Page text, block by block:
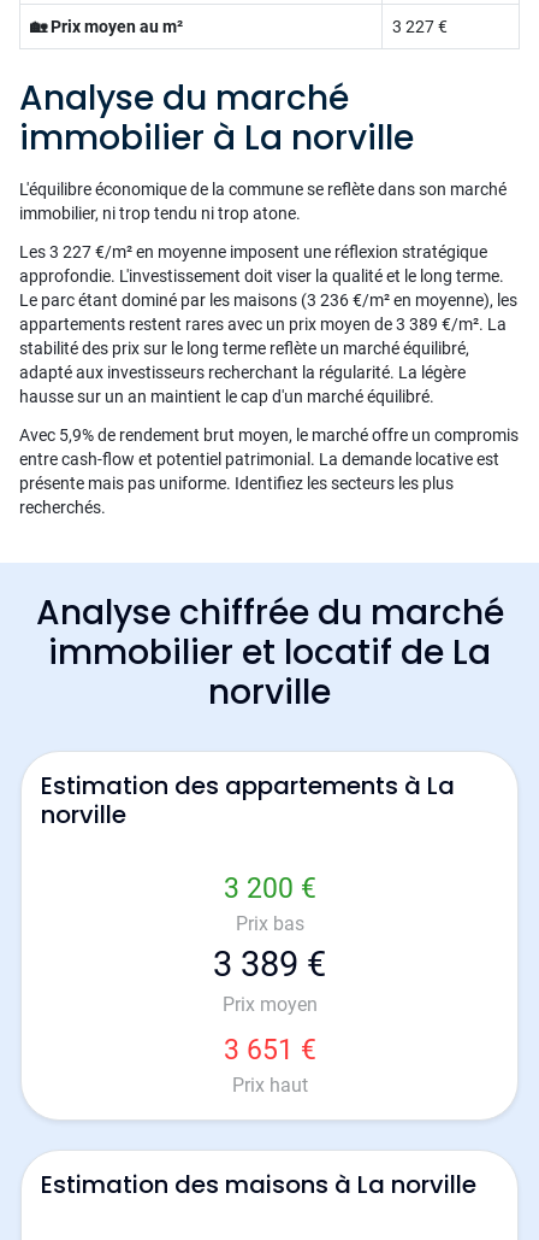
🏡 Prix moyen au m² 3 227 €
Analyse du marché
immobilier à La norville
L'équilibre économique de la commune se reflète dans son marché
immobilier, ni trop tendu ni trop atone.
Les 3 227 €/m² en moyenne imposent une réflexion stratégique
approfondie. L'investissement doit viser la qualité et le long terme.
Le parc étant dominé par les maisons (3 236 €/m² en moyenne), les
appartements restent rares avec un prix moyen de 3 389 €/m². La
stabilité des prix sur le long terme reflète un marché équilibré,
adapté aux investisseurs recherchant la régularité. La légère
hausse sur un an maintient le cap d'un marché équilibré.
Avec 5,9% de rendement brut moyen, le marché offre un compromis
entre cash-flow et potentiel patrimonial. La demande locative est
présente mais pas uniforme. Identifiez les secteurs les plus
recherchés.
Analyse chiffrée du marché
immobilier et locatif de La
norville
Estimation des appartements à La
norville
3 200 €
Prix bas
3 389 €
Prix moyen
3 651 €
Prix haut
Estimation des maisons à La norville